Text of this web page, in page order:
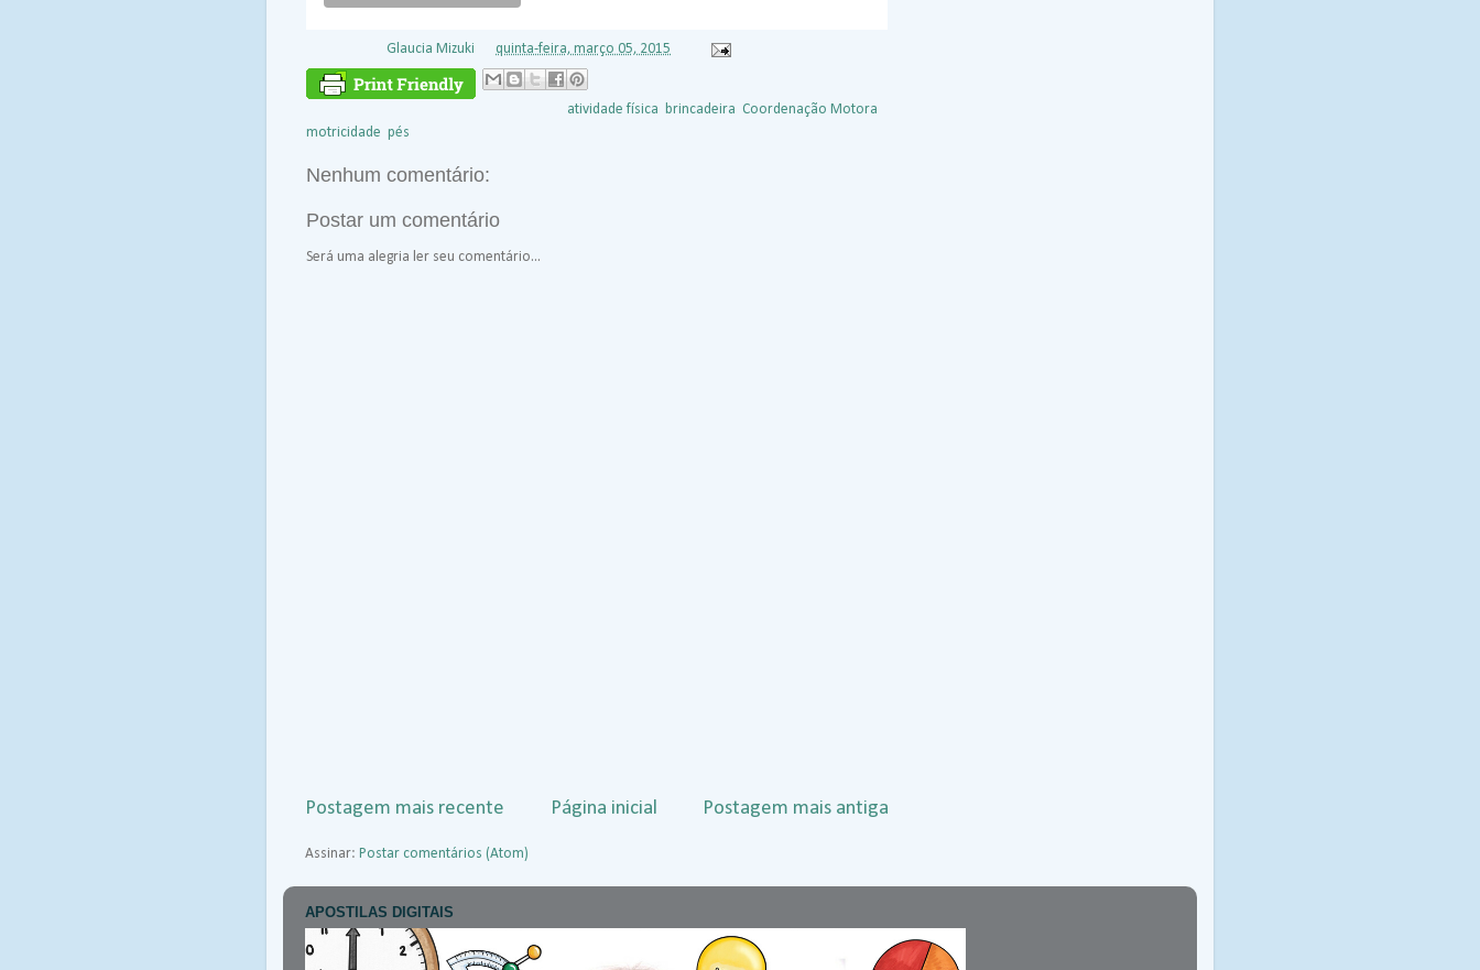
Glaucia Mizuki quinta-feira, março 05, 2015
atividade física brincadeira Coordenação Motora
motricidade pés
Nenhum comentário:
Postar um comentário
Será uma alegria ler seu comentário...
Postagem mais recente Postagem mais antiga
Página inicial
Assinar: Postar comentários (Atom)
APOSTILAS DIGITAIS